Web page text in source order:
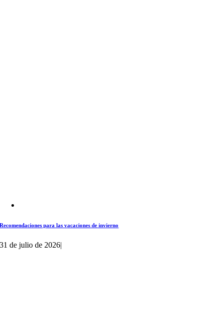
Recomendaciones para las vacaciones de invierno
31 de julio de 2026|